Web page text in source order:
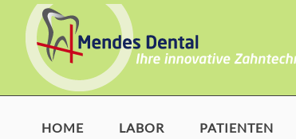
primary
navigation
main
content
footer
HOME LABOR PATIENTEN